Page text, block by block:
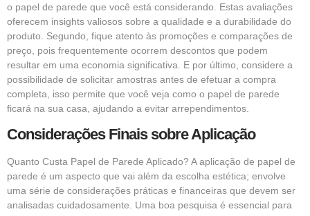
o papel de parede que você está considerando. Estas avaliações
oferecem insights valiosos sobre a qualidade e a durabilidade do
produto. Segundo, fique atento às promoções e comparações de
preço, pois frequentemente ocorrem descontos que podem
resultar em uma economia significativa. E por último, considere a
possibilidade de solicitar amostras antes de efetuar a compra
completa, isso permite que você veja como o papel de parede
ficará na sua casa, ajudando a evitar arrependimentos.
Considerações Finais sobre Aplicação
Quanto Custa Papel de Parede Aplicado? A aplicação de papel de
parede é um aspecto que vai além da escolha estética; envolve
uma série de considerações práticas e financeiras que devem ser
analisadas cuidadosamente. Uma boa pesquisa é essencial para